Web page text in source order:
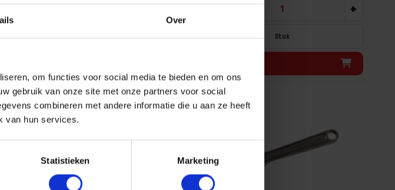
Over
om functies voor social media te bieden en om ons
gebruik van onze site met onze partners voor social
combineren met andere informatie die u aan ze heeft
van hun services.
Statistieken Marketing
- +
Stuk
- +
Stuk